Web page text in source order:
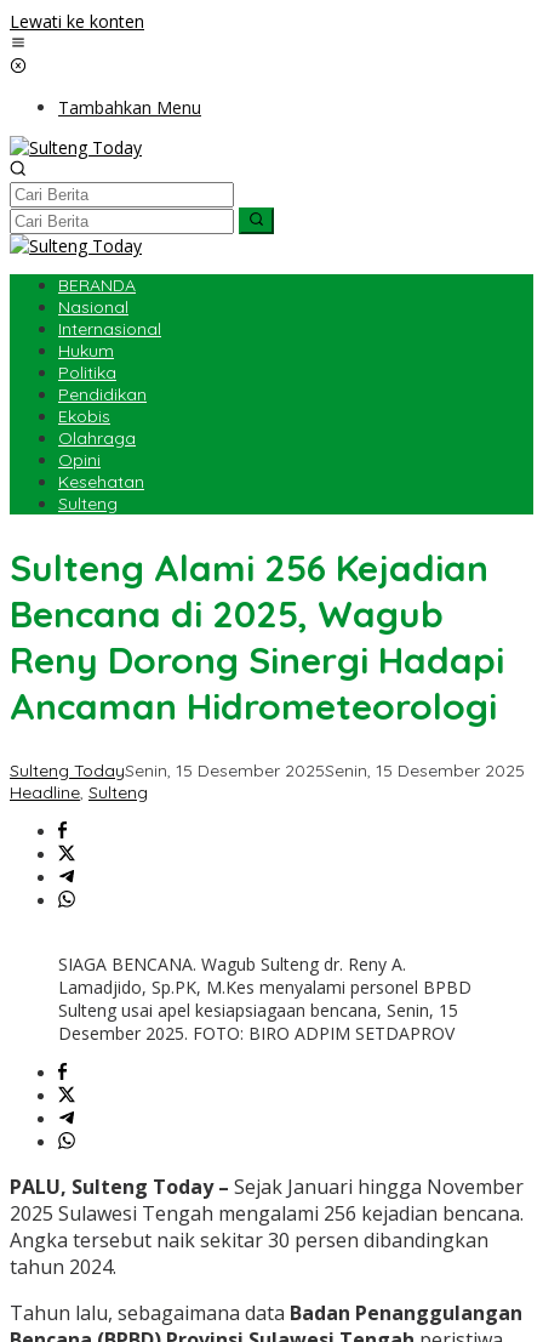
Lewati ke konten
Tambahkan Menu
BERANDA
Nasional
Internasional
Hukum
Politika
Pendidikan
Ekobis
Olahraga
Opini
Kesehatan
Sulteng
Sulteng Alami 256 Kejadian
Bencana di 2025, Wagub
Reny Dorong Sinergi Hadapi
Ancaman Hidrometeorologi
Sulteng TodaySenin, 15 Desember 2025Senin, 15 Desember 2025
Headline, Sulteng
SIAGA BENCANA. Wagub Sulteng dr. Reny A.
Lamadjido, Sp.PK, M.Kes menyalami personel BPBD
Sulteng usai apel kesiapsiagaan bencana, Senin, 15
Desember 2025. FOTO: BIRO ADPIM SETDAPROV
PALU, Sulteng Today – Sejak Januari hingga November
2025 Sulawesi Tengah mengalami 256 kejadian bencana.
Angka tersebut naik sekitar 30 persen dibandingkan
tahun 2024.
Tahun lalu, sebagaimana data Badan Penanggulangan